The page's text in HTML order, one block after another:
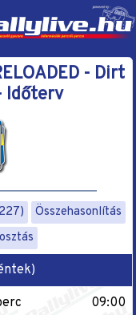
- Dirt
Időterv
Összehasonlítás
09:00